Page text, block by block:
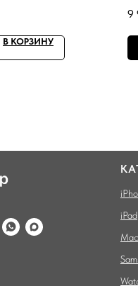
В КОРЗИНУ
9
iPad